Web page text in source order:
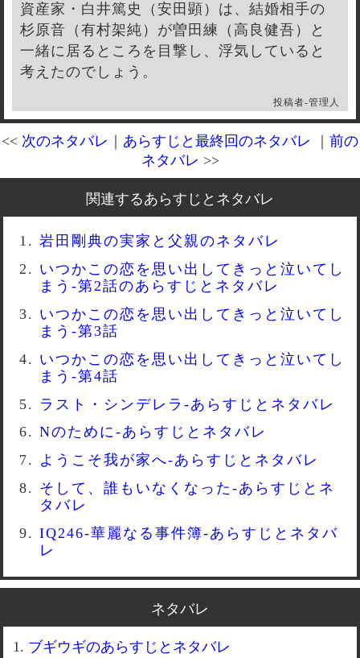
資産家・白井篤史（安田顕）は、結婚相手の
杉原音（有村架純）が曽田練（高良健吾）と
一緒に居るところを目撃し、浮気していると
考えたのでしょう。
投稿者-管理人
<< 次のネタバレ あらすじと最終回のネタバレ
前の
ネタバレ >>
関連するあらすじとネタバレ
岩田剛典の実家と父親のネタバレ
いつかこの恋を思い出してきっと泣いてし
まう-第2話のあらすじとネタバレ
いつかこの恋を思い出してきっと泣いてし
まう-第3話
いつかこの恋を思い出してきっと泣いてし
まう-第4話
ラスト・シンデレラ-あらすじとネタバレ
Nのために-あらすじとネタバレ
ようこそ我が家へ-あらすじとネタバレ
そして、誰もいなくなった-あらすじとネ
タバレ
IQ246-華麗なる事件簿-あらすじとネタバ
レ
ネタバレ
ブギウギのあらすじとネタバレ